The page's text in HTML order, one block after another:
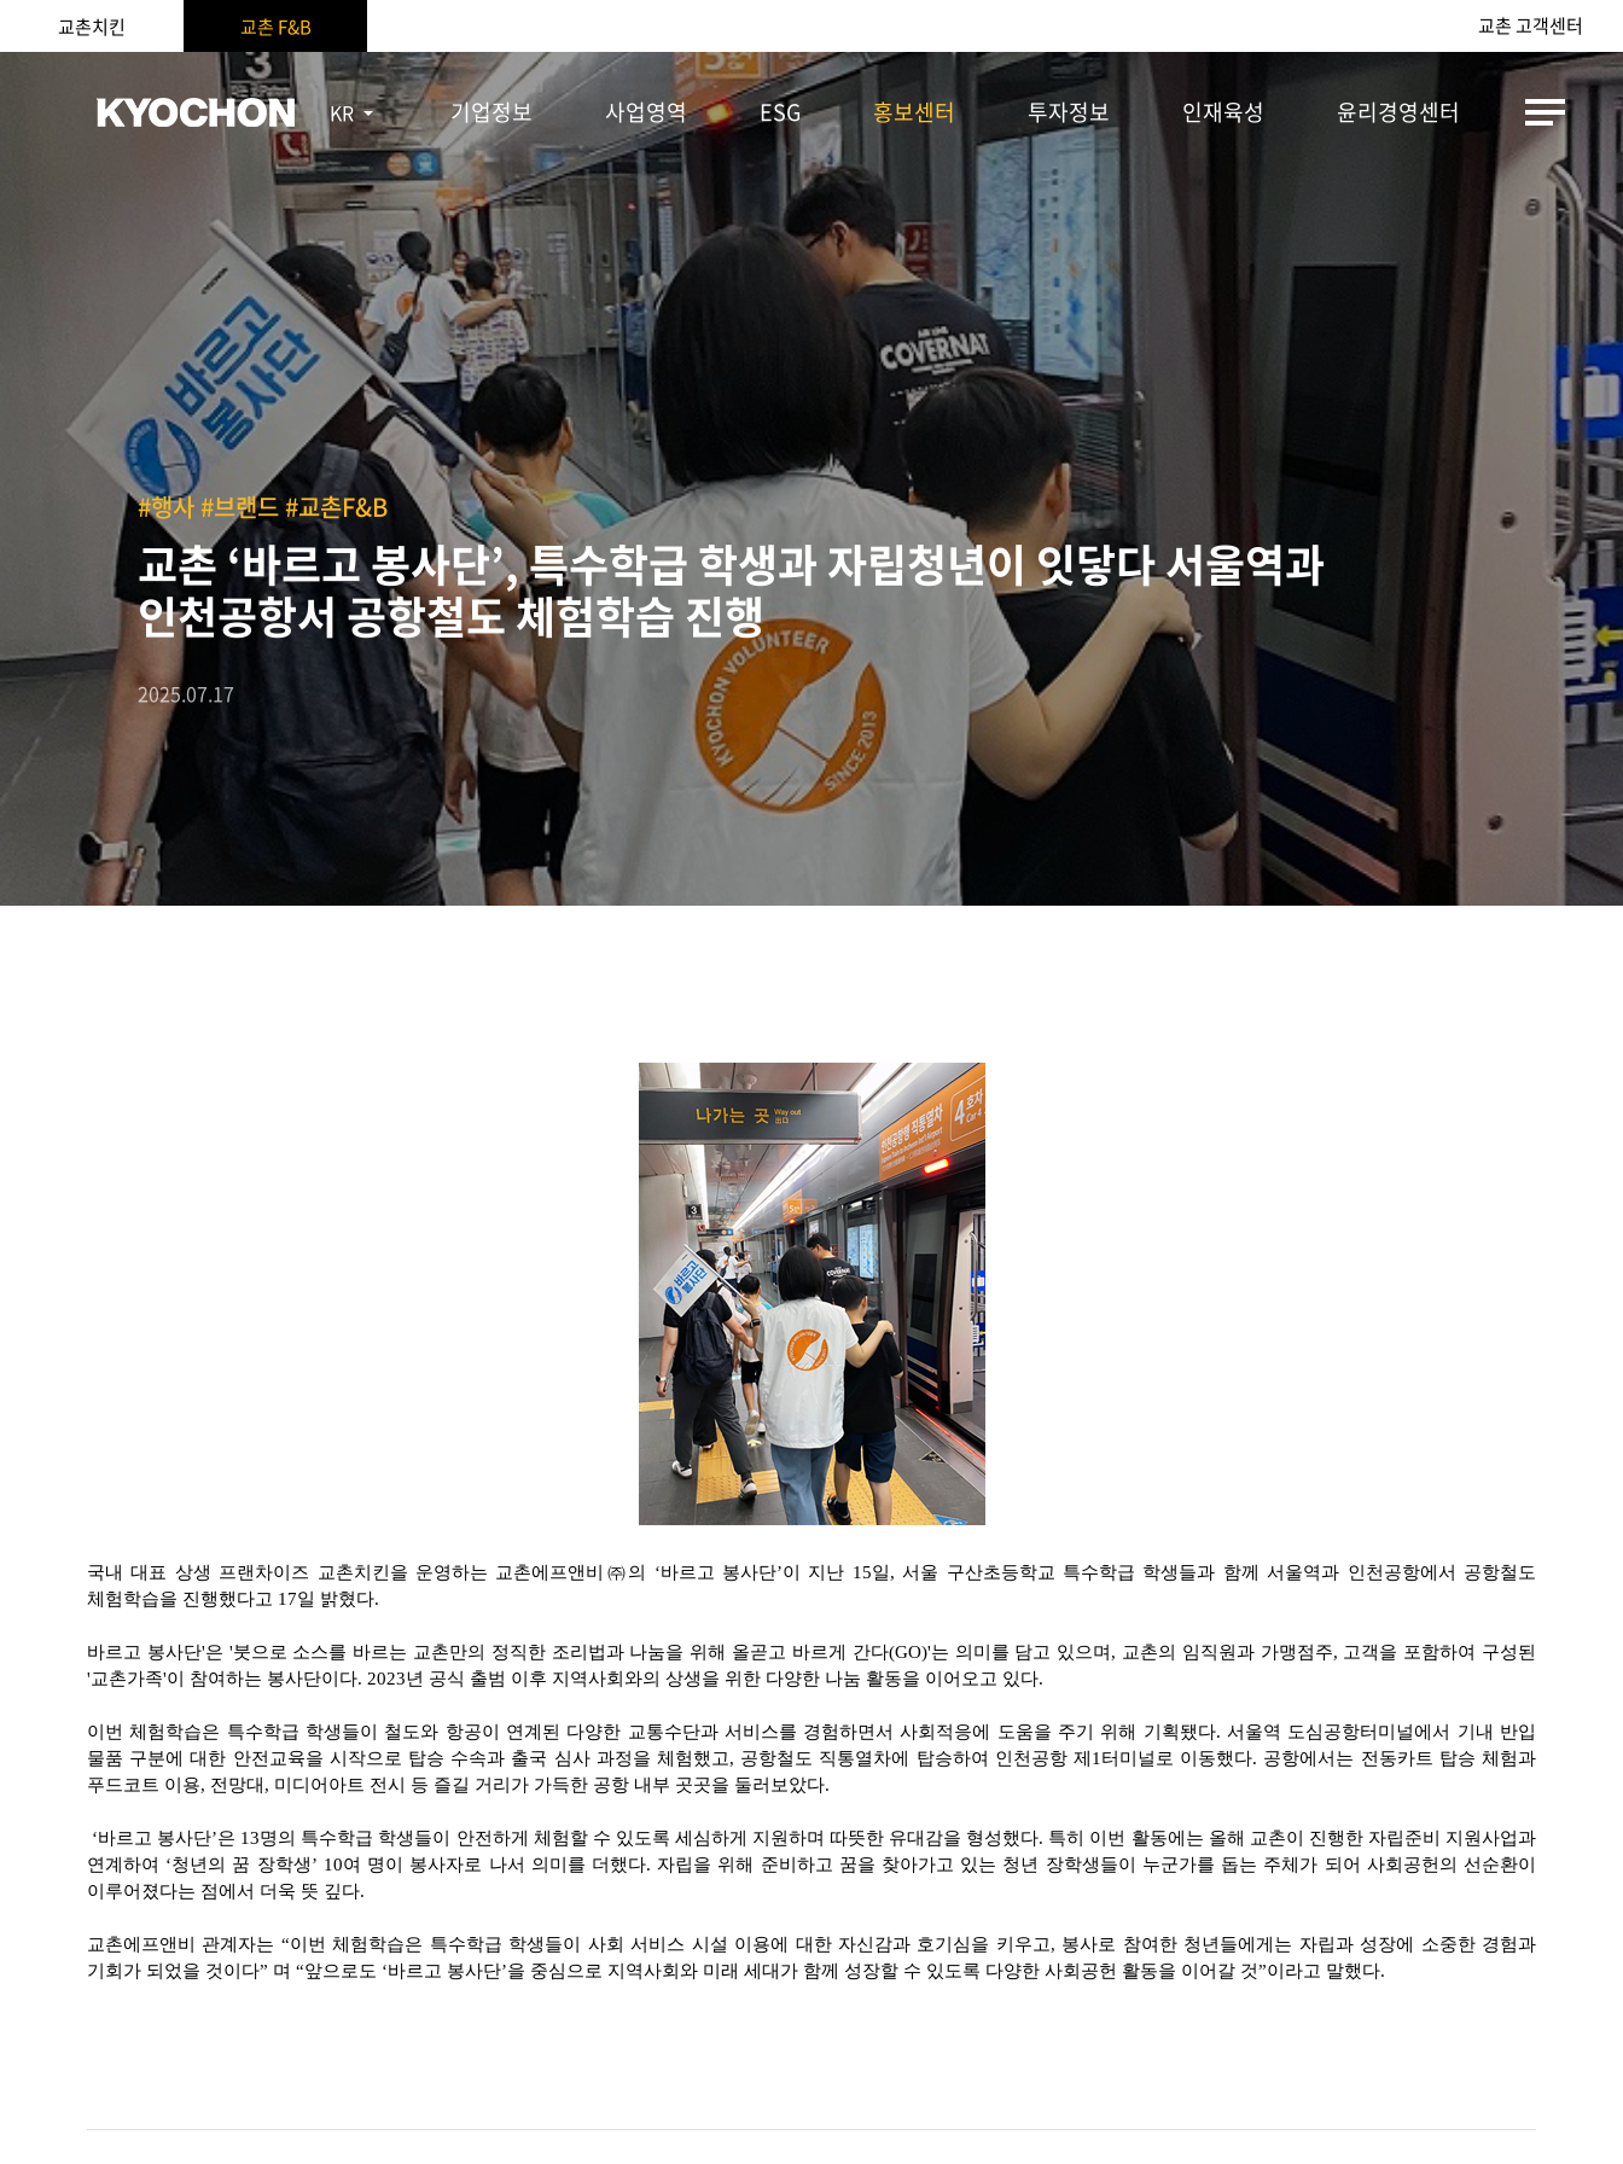
교촌치킨 교촌 F&B 교촌 고객센터
KR 기업정보 사업영역 ESG 홍보센터 투자정보 인재육성 윤리경영센터
#행사 #브랜드 #교촌F&B
교촌 ‘바르고 봉사단’, 특수학급 학생과 자립청년이 잇닿다 서울역과
인천공항서 공항철도 체험학습 진행
2025.07.17
국내 대표 상생 프랜차이즈 교촌치킨을 운영하는 교촌에프앤비㈜의 ‘바르고 봉사단’이 지난 15일, 서울 구산초등학교 특수학급 학생들과 함께 서울역과 인천공항에서 공항철도
체험학습을 진행했다고 17일 밝혔다.
바르고 봉사단'은 '붓으로 소스를 바르는 교촌만의 정직한 조리법과 나눔을 위해 올곧고 바르게 간다(GO)'는 의미를 담고 있으며, 교촌의 임직원과 가맹점주, 고객을 포함하여 구성된
'교촌가족'이 참여하는 봉사단이다. 2023년 공식 출범 이후 지역사회와의 상생을 위한 다양한 나눔 활동을 이어오고 있다.
이번 체험학습은 특수학급 학생들이 철도와 항공이 연계된 다양한 교통수단과 서비스를 경험하면서 사회적응에 도움을 주기 위해 기획됐다. 서울역 도심공항터미널에서 기내 반입
물품 구분에 대한 안전교육을 시작으로 탑승 수속과 출국 심사 과정을 체험했고, 공항철도 직통열차에 탑승하여 인천공항 제1터미널로 이동했다. 공항에서는 전동카트 탑승 체험과
푸드코트 이용, 전망대, 미디어아트 전시 등 즐길 거리가 가득한 공항 내부 곳곳을 둘러보았다.
‘바르고 봉사단’은 13명의 특수학급 학생들이 안전하게 체험할 수 있도록 세심하게 지원하며 따뜻한 유대감을 형성했다. 특히 이번 활동에는 올해 교촌이 진행한 자립준비 지원사업과
연계하여 ‘청년의 꿈 장학생’ 10여 명이 봉사자로 나서 의미를 더했다. 자립을 위해 준비하고 꿈을 찾아가고 있는 청년 장학생들이 누군가를 돕는 주체가 되어 사회공헌의 선순환이
이루어졌다는 점에서 더욱 뜻 깊다.
교촌에프앤비 관계자는 “이번 체험학습은 특수학급 학생들이 사회 서비스 시설 이용에 대한 자신감과 호기심을 키우고, 봉사로 참여한 청년들에게는 자립과 성장에 소중한 경험과
기회가 되었을 것이다” 며 “앞으로도 ‘바르고 봉사단’을 중심으로 지역사회와 미래 세대가 함께 성장할 수 있도록 다양한 사회공헌 활동을 이어갈 것”이라고 말했다.